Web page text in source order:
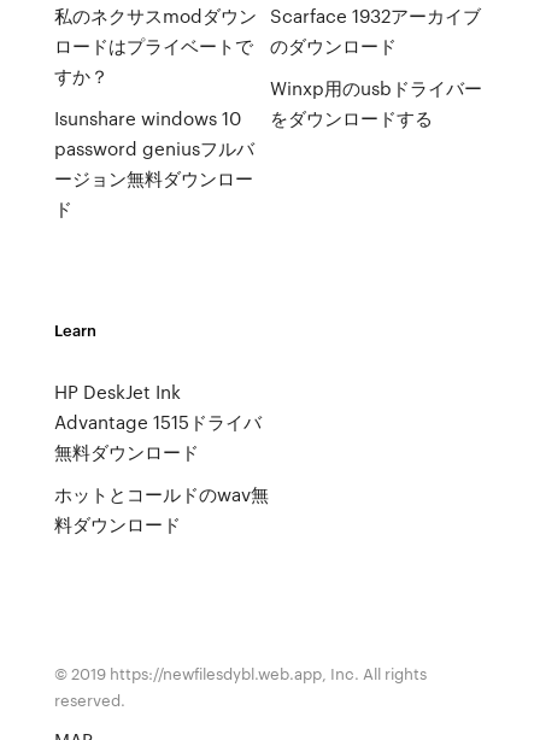
私のネクサスmodダウン
ロードはプライベートで
すか？
Isunshare windows 10
password geniusフルバ
ージョン無料ダウンロー
ド
Scarface 1932アーカイブ
のダウンロード
Winxp用のusbドライバー
をダウンロードする
Learn
HP DeskJet Ink
Advantage 1515ドライバ
無料ダウンロード
ホットとコールドのwav無
料ダウンロード
© 2019 https://newfilesdybl.web.app, Inc. All rights
reserved.